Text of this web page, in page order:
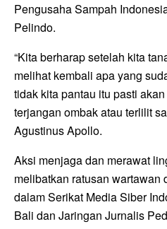
Pengusaha Sampah
Pelindo.
“Kita berharap setelah kita
melihat kembali apa yang
tidak kita pantau itu pasti
terjangan ombak atau terlilit
Agustinus Apollo.
Aksi menjaga dan merawat
melibatkan ratusan wartawan
dalam Serikat Media Siber
Bali dan Jaringan Jurnalis